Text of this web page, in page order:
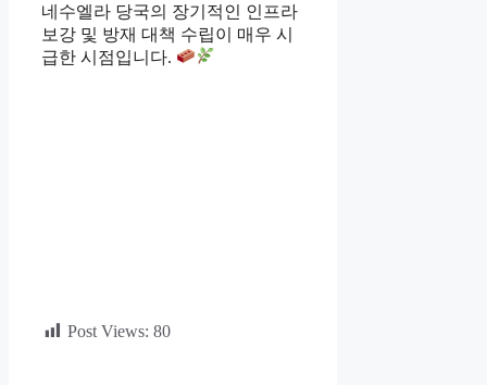
네수엘라 당국의 장기적인 인프라
보강 및 방재 대책 수립이 매우 시
급한 시점입니다.
Post Views: 80